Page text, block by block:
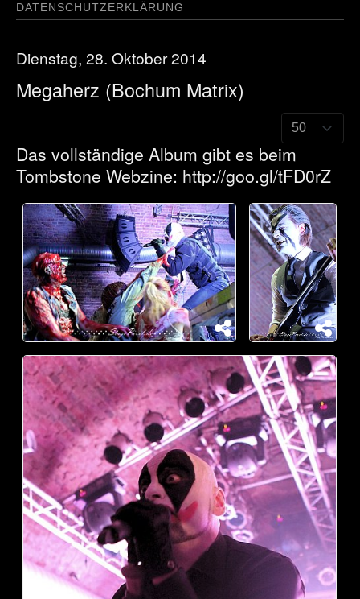
DATENSCHUTZERKLÄRUNG
Dienstag, 28. Oktober 2014
Megaherz (Bochum Matrix)
Das vollständige Album gibt es beim
Tombstone Webzine: http://goo.gl/tFD0rZ